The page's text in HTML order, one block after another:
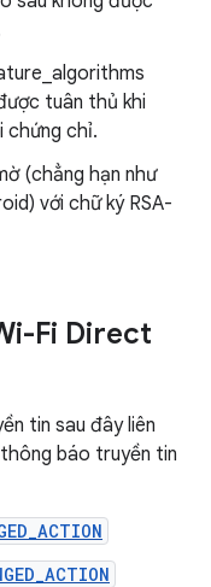
tuân thủ khi
chứng chỉ.
(chẳng hạn như
với chữ ký RSA-
Fi Direct
tin sau đây liên
báo truyền tin